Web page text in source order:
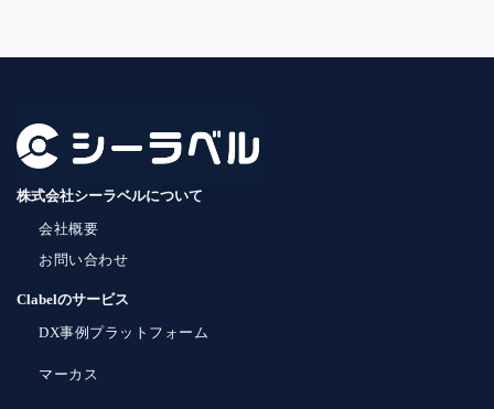
株式会社シーラベルについて
会社概要
お問い合わせ
Clabelのサービス
DX事例プラットフォーム
マーカス